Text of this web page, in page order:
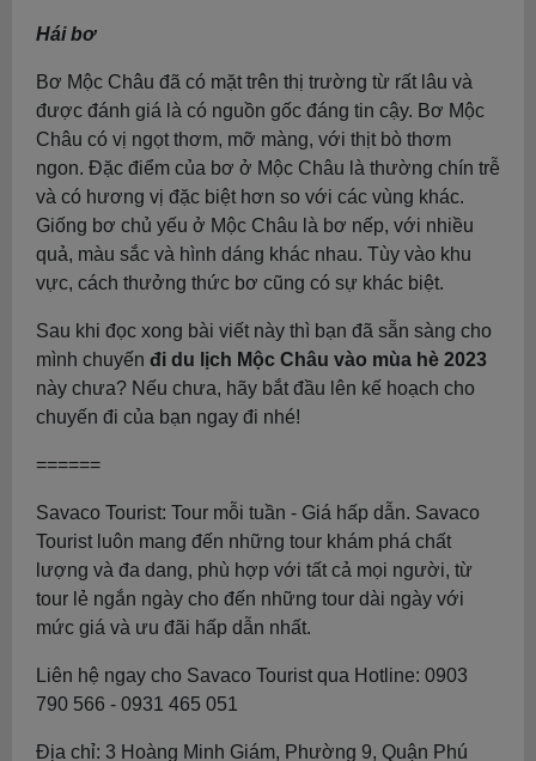
Hái bơ
Bơ Mộc Châu đã có mặt trên thị trường từ rất lâu và
được đánh giá là có nguồn gốc đáng tin cậy. Bơ Mộc
Châu có vị ngọt thơm, mỡ màng, với thịt bò thơm
ngon. Đặc điểm của bơ ở Mộc Châu là thường chín trễ
và có hương vị đặc biệt hơn so với các vùng khác.
Giống bơ chủ yếu ở Mộc Châu là bơ nếp, với nhiều
quả, màu sắc và hình dáng khác nhau. Tùy vào khu
vực, cách thưởng thức bơ cũng có sự khác biệt.
Sau khi đọc xong bài viết này thì bạn đã sẵn sàng cho
mình chuyến đi du lịch Mộc Châu vào mùa hè 2023
này chưa? Nếu chưa, hãy bắt đầu lên kế hoạch cho
chuyến đi của bạn ngay đi nhé!
======
Savaco Tourist: Tour mỗi tuần - Giá hấp dẫn. Savaco
Tourist luôn mang đến những tour khám phá chất
lượng và đa dang, phù hợp với tất cả mọi người, từ
tour lẻ ngắn ngày cho đến những tour dài ngày với
mức giá và ưu đãi hấp dẫn nhất.
Liên hệ ngay cho Savaco Tourist qua Hotline: 0903
790 566 - 0931 465 051
Địa chỉ: 3 Hoàng Minh Giám, Phường 9, Quận Phú